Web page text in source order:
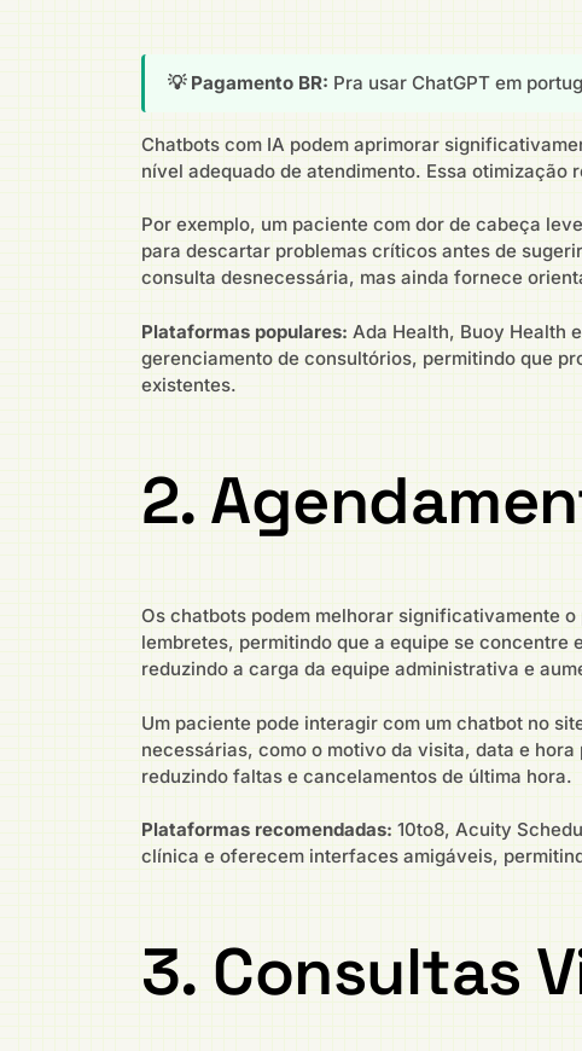
💡 Pagamento BR: Pra usar ChatGPT em
Chatbots com IA podem aprimorar
nível adequado de atendimento. Essa
Por exemplo, um paciente com dor de cabeça
para descartar problemas críticos antes de
consulta desnecessária, mas ainda fornece
Plataformas populares: Ada Health, Buoy Health
gerenciamento de consultórios, permitindo que
existentes.
2.
Os chatbots podem melhorar significativamente
lembretes, permitindo que a equipe se
reduzindo a carga da equipe administrativa e
Um paciente pode interagir com um chatbot no
necessárias, como o motivo da visita, data e
reduzindo faltas e cancelamentos de última hora.
Plataformas recomendadas: 10to8, Acuity
clínica e oferecem interfaces amigáveis,
3. Consultas